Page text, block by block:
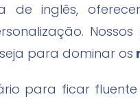
de inglês,
para dominar os
para ficar